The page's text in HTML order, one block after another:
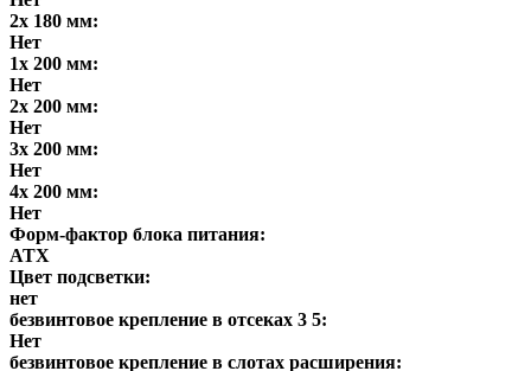
2x 180 мм:
Нет
1x 200 мм:
Нет
2x 200 мм:
Нет
3x 200 мм:
Нет
4x 200 мм:
Нет
Форм-фактор блока питания:
ATX
Цвет подсветки:
нет
безвинтовое крепление в отсеках 3 5:
Нет
безвинтовое крепление в слотах расширения: